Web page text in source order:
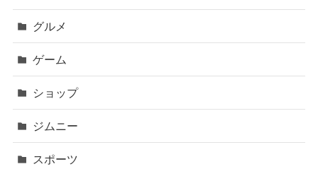
グルメ
ゲーム
ショップ
ジムニー
スポーツ